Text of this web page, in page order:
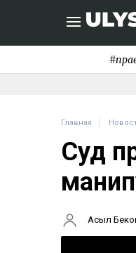
Главная
Суд
Асыл